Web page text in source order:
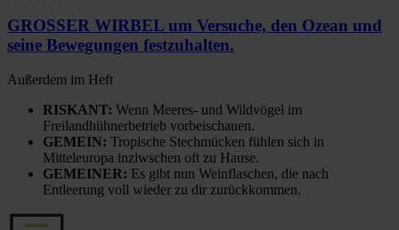
GROSSER WIRBEL um Versuche, den Ozean und
seine Bewegungen festzuhalten.
Außerdem im Heft
RISKANT: Wenn Meeres- und Wildvögel im
Freilandhühnerbetrieb vorbeischauen.
GEMEIN: Tropische Stechmücken fühlen sich in
Mitteleuropa inziwschen oft zu Hause.
GEMEINER: Es gibt nun Weinflaschen, die nach
Entleerung voll wieder zu dir zurückkommen.